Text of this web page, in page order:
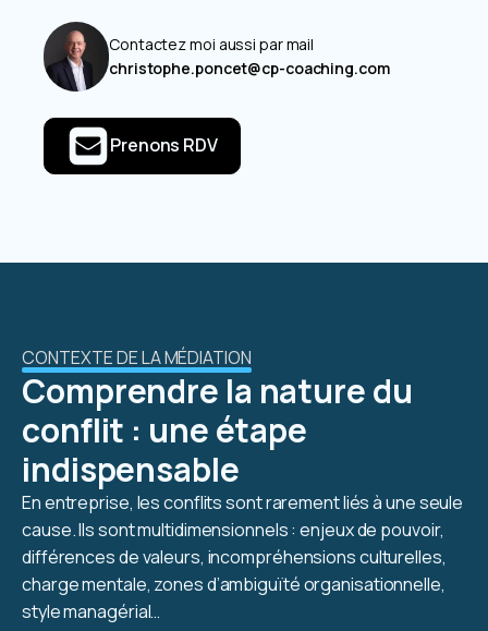
Contactez moi aussi par mail
christophe.poncet@cp-coaching.com
Prenons RDV
CONTEXTE DE LA MÉDIATION
Comprendre la nature du
conflit : une étape
indispensable
En entreprise, les conflits sont rarement liés à une seule
cause. Ils sont multidimensionnels : enjeux de pouvoir,
différences de valeurs, incompréhensions culturelles,
charge mentale, zones d’ambiguïté organisationnelle,
style managérial…